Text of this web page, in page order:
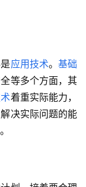
应用技术。 基础
等多个方面，其
着重实际能力，
决实际问题的能